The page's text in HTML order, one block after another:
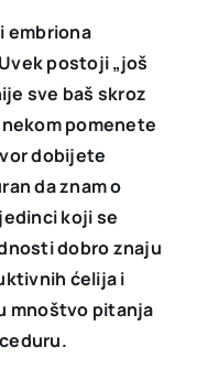
embriona
postoji „još
sve baš skroz
pomenete
dobijete
da znam o
koji se
dobro znaju
ćelija i
mnoštvo pitanja